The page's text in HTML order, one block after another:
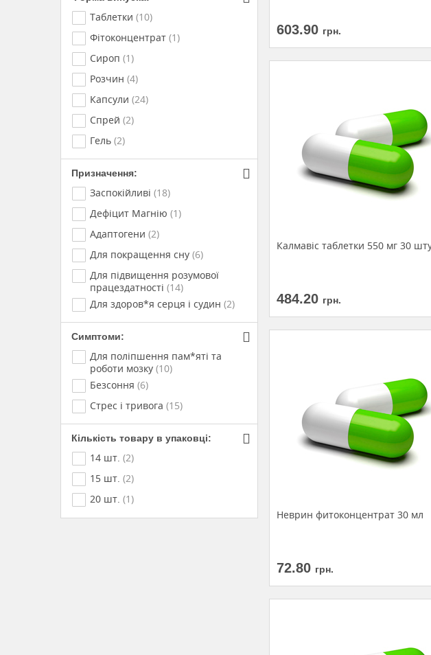
Лабіальфарма-Лабораторія
Таблетки (10)
Фітоконцентрат (1)
Сироп (1)
Розчин (4)
Капсули (24)
Спрей (2)
Гель (2)
Призначення:
Заспокійливі (18)
Дефіцит Магнію (1)
Адаптогени (2)
Для покращення сну (6)
Для підвищення розумової
працездатності (14)
Для здоров*я серця і судин (2)
Симптоми:
Для поліпшення пам*яті та
роботи мозку (10)
Безсоння (6)
Стрес і тривога (15)
Кількість товару в упаковці:
14 шт. (2)
15 шт. (2)
20 шт. (1)
603.90 грн.
Калмавіс таблетки 550 мг 30
484.20 грн.
Неврин фитоконцентрат 30 мл
72.80 грн.